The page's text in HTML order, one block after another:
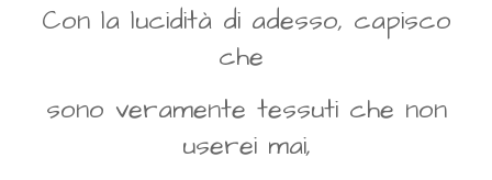
Con la lucidità di adesso, capisco
che
sono veramente tessuti che non
userei mai,